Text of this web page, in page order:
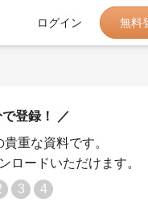
ログイン 無料
登録！
貴重な資料です。
ロードいただけます。
3 4